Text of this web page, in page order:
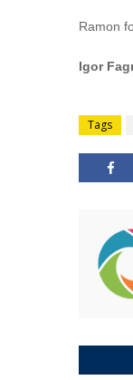
Ramon
Igor
Tags